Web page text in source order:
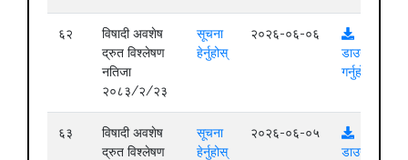
६२
विषादी अवशेष
द्रुत विश्लेषण
नतिजा
२०८३/२/२३
सूचना
हेर्नुहोस्
२०२६-०६-०६
डाउनलोड
गर्नुहोस्
६३
विषादी अवशेष
द्रुत विश्लेषण
सूचना
हेर्नुहोस्
२०२६-०६-०५
डाउनलोड